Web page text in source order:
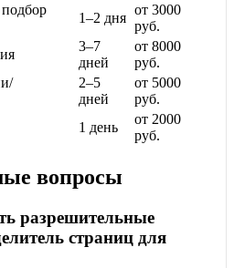
1–2 дня
от 3000
руб.
3–7
дней
от 8000
руб.
2–5
дней
от 5000
руб.
1 день
от 2000
руб.
вопросы
разрешительные
страниц для